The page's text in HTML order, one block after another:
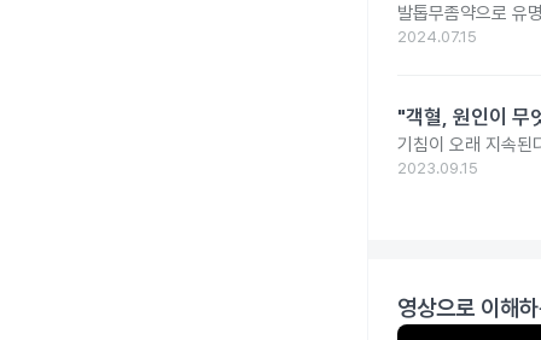
발톱무좀약으로 유
2024.07.15
"객혈, 원인이 무
기침이 오래 지속된
2023.09.15
영상으로 이해